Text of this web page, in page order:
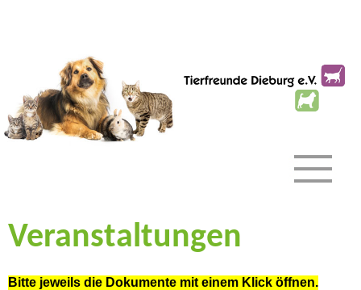
Veranstaltungen
Bitte jeweils die Dokumente mit einem Klick öffnen.